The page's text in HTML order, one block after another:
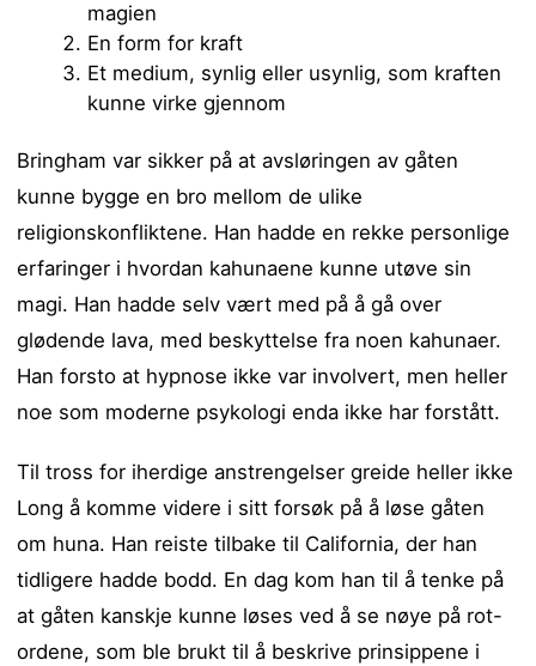
magien
En form for kraft
Et medium, synlig eller usynlig, som kraften
kunne virke gjennom
Bringham var sikker på at avsløringen av gåten
kunne bygge en bro mellom de ulike
religionskonfliktene. Han hadde en rekke personlige
erfaringer i hvordan kahunaene kunne utøve sin
magi. Han hadde selv vært med på å gå over
glødende lava, med beskyttelse fra noen kahunaer.
Han forsto at hypnose ikke var involvert, men heller
noe som moderne psykologi enda ikke har forstått.
Til tross for iherdige anstrengelser greide heller ikke
Long å komme videre i sitt forsøk på å løse gåten
om huna. Han reiste tilbake til California, der han
tidligere hadde bodd. En dag kom han til å tenke på
at gåten kanskje kunne løses ved å se nøye på rot-
ordene, som ble brukt til å beskrive prinsippene i